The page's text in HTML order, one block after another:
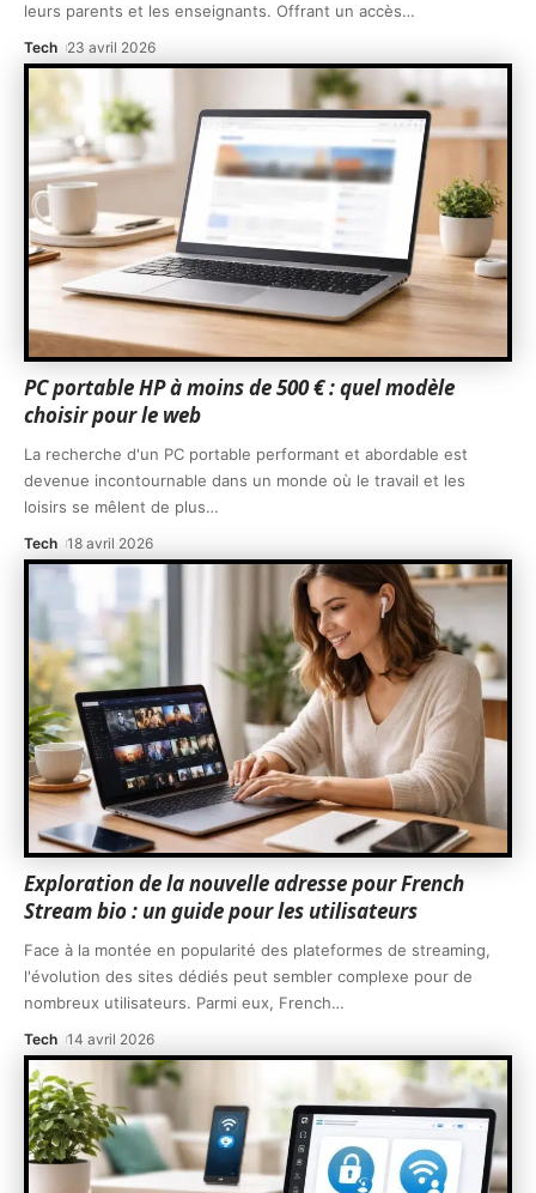
leurs parents et les enseignants. Offrant un accès…
Tech 23 avril 2026
PC portable HP à moins de 500 € : quel modèle
choisir pour le web
La recherche d'un PC portable performant et abordable est
devenue incontournable dans un monde où le travail et les
loisirs se mêlent de plus…
Tech 18 avril 2026
Exploration de la nouvelle adresse pour French
Stream bio : un guide pour les utilisateurs
Face à la montée en popularité des plateformes de streaming,
l'évolution des sites dédiés peut sembler complexe pour de
nombreux utilisateurs. Parmi eux, French…
Tech 14 avril 2026